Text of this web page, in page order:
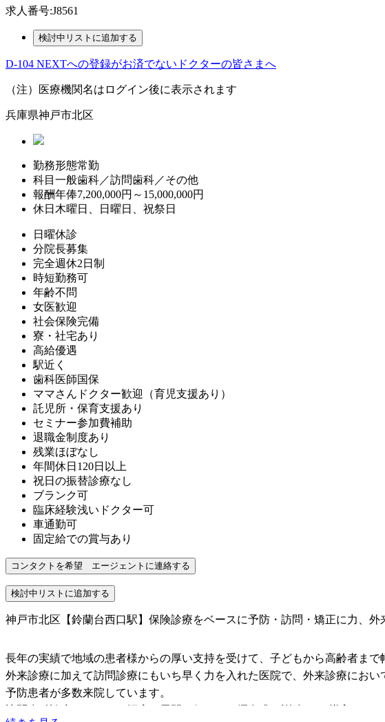
求人番号:J8561
D-104 NEXTへの登録がお済でないドクターの皆さまへ
（注）医療機関名はログイン後に表示されます
兵庫県神戸市北区
勤務形態常勤
科目 一般歯科／訪問歯科／その他
報酬年俸7,200,000円～15,000,000円
休日 木曜日、日曜日、祝祭日
日曜休診
分院長募集
完全週休2日制
時短勤務可
年齢不問
女医歓迎
社会保険完備
寮・社宅あり
高給優遇
駅近く
歯科医師国保
ママさんドクター歓迎（育児支援あり）
託児所・保育支援あり
セミナー参加費補助
退職金制度あり
残業ほぼなし
年間休日120日以上
祝日の振替診療なし
ブランク可
臨床経験浅いドクター可
車通勤可
固定給での賞与あり
神戸市北区【鈴蘭台西口駅】保険診療をベースに予防・訪問・矯正に力、
長年の実績で地域の患者様からの厚い支持を受けて、子どもから高齢者まで
外来診療に加えて訪問診療にもいち早く力を入れた医院で、外来診療にお
予防患者が多数来院しています。